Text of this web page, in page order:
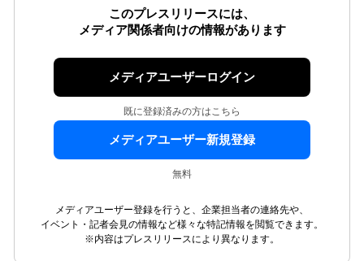
このプレスリリースには、
メディア関係者向けの情報があります
メディアユーザーログイン
既に登録済みの方はこちら
メディアユーザー新規登録
無料
メディアユーザー登録を行うと、企業担当者の連絡先や、
イベント・記者会見の情報など様々な特記情報を閲覧できます。
※内容はプレスリリースにより異なります。